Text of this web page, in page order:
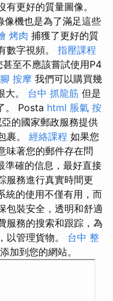
更好的質量圖像。
像機也是為了滿足這些
烤肉 捕獲了更好的質
數字視頻。 指壓課程
甚至不應該嘗試使用P4
腳 按摩 我們可以購買幾
大。 台中 抓龍筋 但是
。 Posta html 脹氣 按
的國家郵政服務提供
裹。 經絡課程 如果您
味著您的郵件存在問
準確的信息，最好直接
服務進行真實時間更
統的使用不僅有用，而
包裝安全，透明和舒適
服務的搜索和跟踪，為
以管理貨物。 台中 整
加到您的網站。